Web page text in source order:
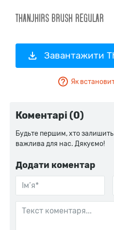
Завантажити
Як
Коментарі (0)
Будьте першим, хто
важлива для нас. Дякуємо!
Додати коментар